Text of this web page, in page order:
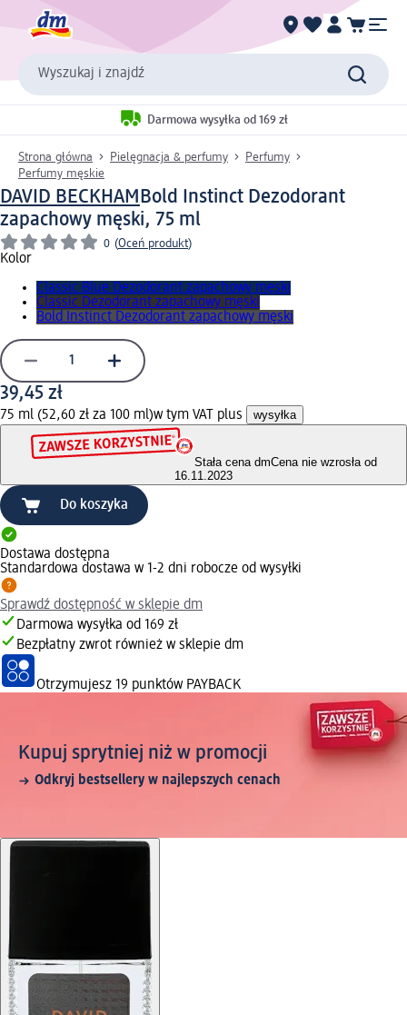
Wyszukaj i znajdź
Darmowa wysyłka od 169 zł
Strona główna Pielęgnacja & perfumy
Perfumy
Perfumy męskie
DAVID BECKHAMBold Instinct Dezodorant
zapachowy męski, 75 ml
0 (Oceń produkt)
Kolor
Classic Blue Dezodorant zapachowy męski
Classic Dezodorant zapachowy męski
Bold Instinct Dezodorant zapachowy męski
39,45 zł
75 ml (52,60 zł za 100 ml)w tym VAT plus wysyłka
Stała cena dmCena nie wzrosła od
16.11.2023
Do koszyka
Dostawa dostępna
Standardowa dostawa w 1-2 dni robocze od wysyłki
Sprawdź dostępność w sklepie dm
Darmowa wysyłka od 169 zł
Bezpłatny zwrot również w sklepie dm
Otrzymujesz 19 punktów PAYBACK
Kupuj sprytniej niż w promocji
Odkryj bestsellery w najlepszych cenach